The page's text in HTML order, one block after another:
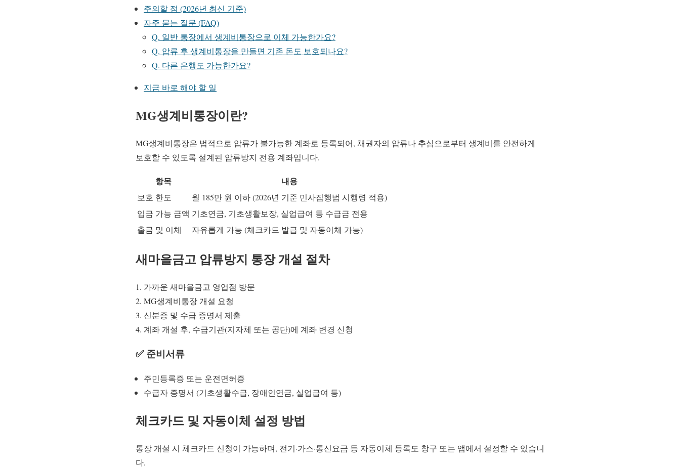
주의할 점 (2026년 최신 기준)
자주 묻는 질문 (FAQ)
Q. 일반 통장에서 생계비통장으로 이체 가능한가요?
Q. 압류 후 생계비통장을 만들면 기존 돈도 보호되나요?
Q. 다른 은행도 가능한가요?
지금 바로 해야 할 일
MG생계비통장이란?
MG생계비통장은 법적으로 압류가 불가능한 계좌로 등록되어, 채권자의 압류나 추심으로부터 생계비를 안전하게
보호할 수 있도록 설계된 압류방지 전용 계좌입니다.
항목 내용
보호 한도
월 185만 원 이하 (2026년 기준 민사집행법 시행령 적용)
입금 가능 금액 기초연금, 기초생활보장, 실업급여 등 수급금 전용
출금 및 이체
자유롭게 가능 (체크카드 발급 및 자동이체 가능)
새마을금고 압류방지 통장 개설 절차
가까운 새마을금고 영업점 방문
MG생계비통장 개설 요청
신분증 및 수급 증명서 제출
계좌 개설 후, 수급기관(지자체 또는 공단)에 계좌 변경 신청
✅ 준비서류
주민등록증 또는 운전면허증
수급자 증명서 (기초생활수급, 장애인연금, 실업급여 등)
체크카드 및 자동이체 설정 방법
통장 개설 시 체크카드 신청이 가능하며, 전기·가스·통신요금 등 자동이체 등록도 창구 또는 앱에서 설정할 수 있습니
다.